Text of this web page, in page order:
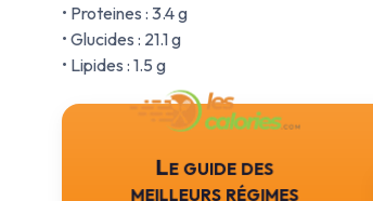
• Proteines : 3.4 g
• Glucides : 21.1 g
• Lipides : 1.5 g
Le guide des
meilleurs régimes